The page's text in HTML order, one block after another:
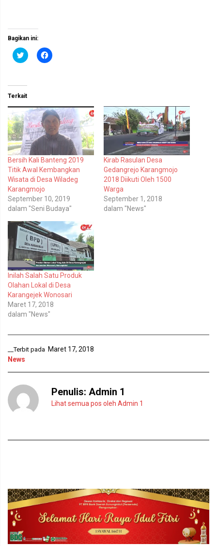
Bagikan ini:
K
l
n
t
u
k
b
e
r
b
a
g
i
p
a
d
a
T
w
i
t
t
e
(
M
e
m
b
u
k
a
d
j
e
n
d
e
l
a
g
u
K
l
k
m
e
m
b
a
g
i
k
a
n
d
i
c
e
b
o
k
(
M
e
m
b
u
k
a
d
i
j
e
n
a
a
a
u
Terkait
Bersih Kali Banteng 2019
Titik Awal Kembangkan
Wisata di Desa Wiladeg
Karangmojo
September 10, 2019
dalam "Seni Budaya"
Kirab Rasulan Desa
Gedangrejo Karangmojo
2018 Diikuti Oleh 1500
Warga
September 1, 2018
dalam "News"
Inilah Salah Satu Produk
Olahan Lokal di Desa
Karangejek Wonosari
Maret 17, 2018
dalam "News"
__Terbit pada Maret 17, 2018
News
Penulis: Admin 1
Lihat semua pos oleh Admin 1